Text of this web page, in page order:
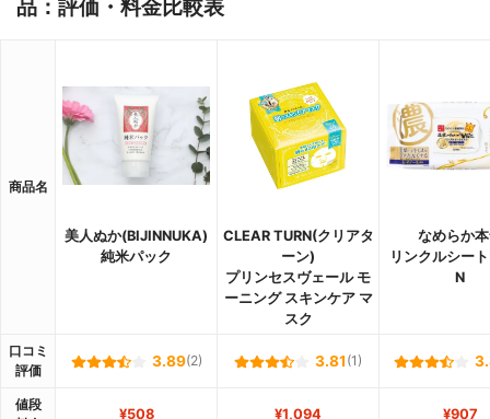
品：評価・料金比較表
商品名
美人ぬか(BIJINNUKA)
純米パック
CLEAR TURN(クリアタ
ーン)
プリンセスヴェール モ
ーニング スキンケア マ
スク
なめらか
リンクルシー
N
口コミ
評価
3.89(2) 3.81 (1)
値段
¥508 ¥1,094 ¥907